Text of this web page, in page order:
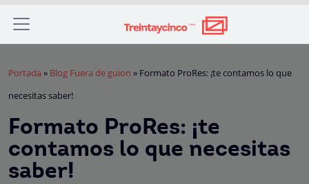
Portada » Blog Fuera de guion » Formato ProRes: ¡te contamos lo que
necesitas saber!
Formato ProRes: ¡te
contamos lo que necesitas
saber!